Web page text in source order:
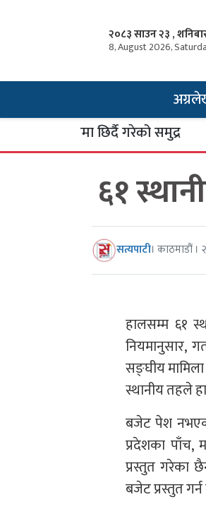
२०८३ साउन २३ ,
8, August 2026,
छिर्दै गरेको समुद्र
६१
सत्यपाटी। काठमाडौं ।
हालसम्म ६१
नियमानुसार,
सङ्घीय
स्थानीय तहले
बजेट पेश
प्रदेशका पाँच,
प्रस्तुत गरेका
बजेट प्रस्तुत